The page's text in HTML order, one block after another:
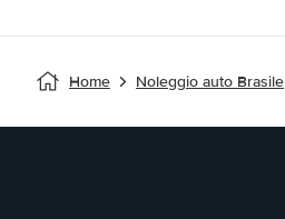
Home Noleggio auto Brasile